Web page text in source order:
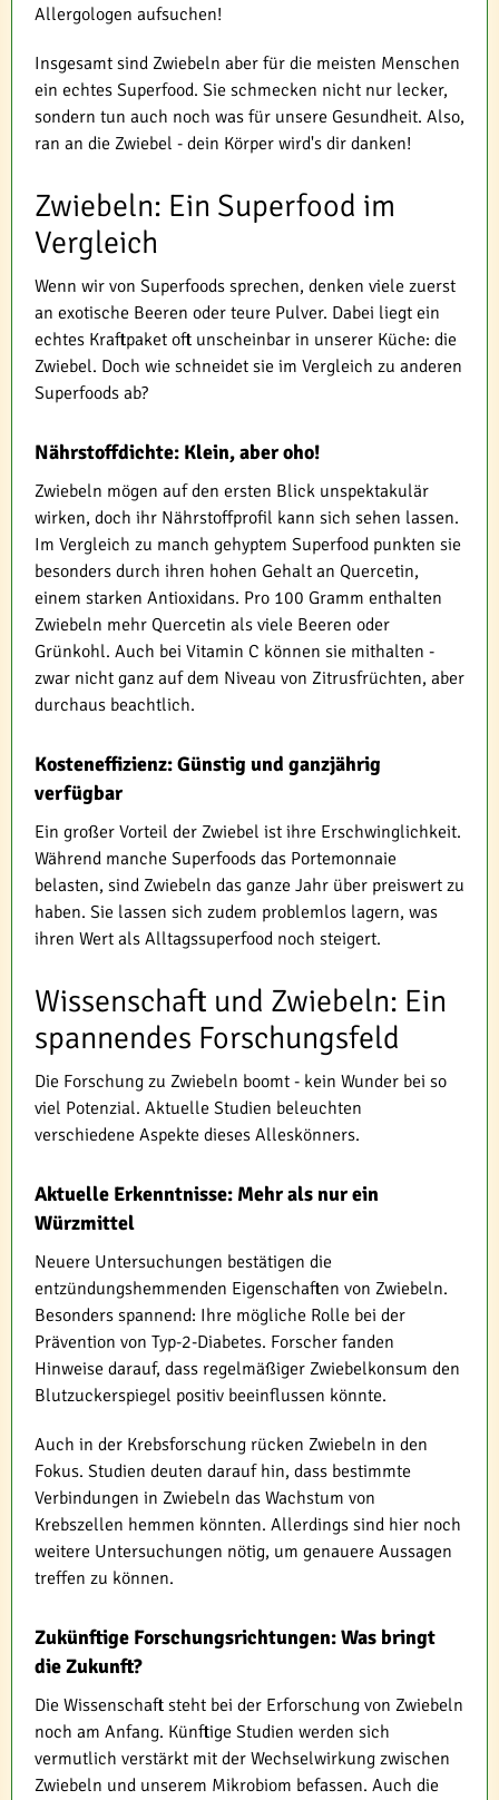
Allergologen aufsuchen!
Insgesamt sind Zwiebeln aber für die meisten Menschen
ein echtes Superfood. Sie schmecken nicht nur lecker,
sondern tun auch noch was für unsere Gesundheit. Also,
ran an die Zwiebel - dein Körper wird's dir danken!
Zwiebeln: Ein Superfood im
Vergleich
Wenn wir von Superfoods sprechen, denken viele zuerst
an exotische Beeren oder teure Pulver. Dabei liegt ein
echtes Kraftpaket oft unscheinbar in unserer Küche: die
Zwiebel. Doch wie schneidet sie im Vergleich zu anderen
Superfoods ab?
Nährstoffdichte: Klein, aber oho!
Zwiebeln mögen auf den ersten Blick unspektakulär
wirken, doch ihr Nährstoffprofil kann sich sehen lassen.
Im Vergleich zu manch gehyptem Superfood punkten sie
besonders durch ihren hohen Gehalt an Quercetin,
einem starken Antioxidans. Pro 100 Gramm enthalten
Zwiebeln mehr Quercetin als viele Beeren oder
Grünkohl. Auch bei Vitamin C können sie mithalten -
zwar nicht ganz auf dem Niveau von Zitrusfrüchten, aber
durchaus beachtlich.
Kosteneffizienz: Günstig und ganzjährig
verfügbar
Ein großer Vorteil der Zwiebel ist ihre Erschwinglichkeit.
Während manche Superfoods das Portemonnaie
belasten, sind Zwiebeln das ganze Jahr über preiswert zu
haben. Sie lassen sich zudem problemlos lagern, was
ihren Wert als Alltagssuperfood noch steigert.
Wissenschaft und Zwiebeln: Ein
spannendes Forschungsfeld
Die Forschung zu Zwiebeln boomt - kein Wunder bei so
viel Potenzial. Aktuelle Studien beleuchten
verschiedene Aspekte dieses Alleskönners.
Aktuelle Erkenntnisse: Mehr als nur ein
Würzmittel
Neuere Untersuchungen bestätigen die
entzündungshemmenden Eigenschaften von Zwiebeln.
Besonders spannend: Ihre mögliche Rolle bei der
Prävention von Typ-2-Diabetes. Forscher fanden
Hinweise darauf, dass regelmäßiger Zwiebelkonsum den
Blutzuckerspiegel positiv beeinflussen könnte.
Auch in der Krebsforschung rücken Zwiebeln in den
Fokus. Studien deuten darauf hin, dass bestimmte
Verbindungen in Zwiebeln das Wachstum von
Krebszellen hemmen könnten. Allerdings sind hier noch
weitere Untersuchungen nötig, um genauere Aussagen
treffen zu können.
Zukünftige Forschungsrichtungen: Was bringt
die Zukunft?
Die Wissenschaft steht bei der Erforschung von Zwiebeln
noch am Anfang. Künftige Studien werden sich
vermutlich verstärkt mit der Wechselwirkung zwischen
Zwiebeln und unserem Mikrobiom befassen. Auch die